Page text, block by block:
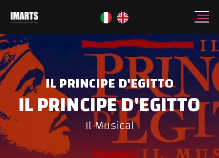
IL PRINCIPE D'EGITTO
IL PRINCIPE D'EGITTO
Il Musical